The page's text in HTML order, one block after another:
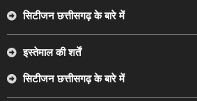
सिटीजन छत्तीसगढ़ के बारे में
इस्तेमाल की शर्तें
सिटीजन छत्तीसगढ़ के बारे में